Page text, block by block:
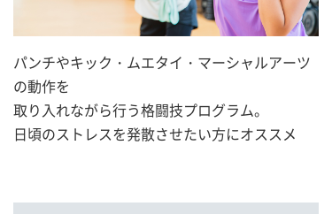
パンチやキック・ムエタイ・マーシャルアーツ
の動作を
取り入れながら行う格闘技プログラム。
日頃のストレスを発散させたい方にオススメ